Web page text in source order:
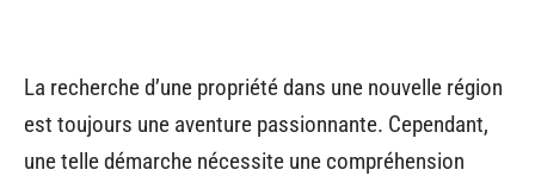
La recherche d’une propriété dans une nouvelle région
est toujours une aventure passionnante. Cependant,
une telle démarche nécessite une compréhension